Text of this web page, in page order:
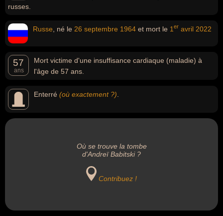
russes.
Russe , né le 26 septembre 1964 et mort le 1 er avril 2022
57
ans
Mort victime d'une insuffisance cardiaque (maladie) à
l'âge de 57 ans.
Enterré (où exactement ?)
Où se trouve la tombe
d'Andreï Babitski ?
Contribuez !